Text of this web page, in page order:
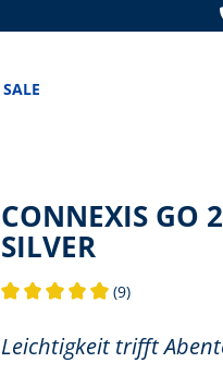
SALE
CONNEXIS GO
SILVER
(9)
Leichtigkeit trifft